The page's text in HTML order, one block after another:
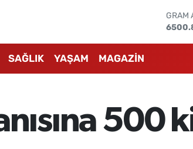
SAĞLIK YAŞAM MAGAZİN
500